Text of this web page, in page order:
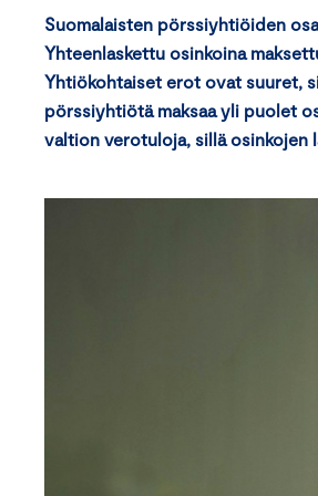
Suomalaisten pörssiyhtiöiden
Yhteenlaskettu osinkoina
Yhtiökohtaiset erot ovat suuret,
pörssiyhtiötä maksaa yli puolet
valtion verotuloja, sillä osinkojen